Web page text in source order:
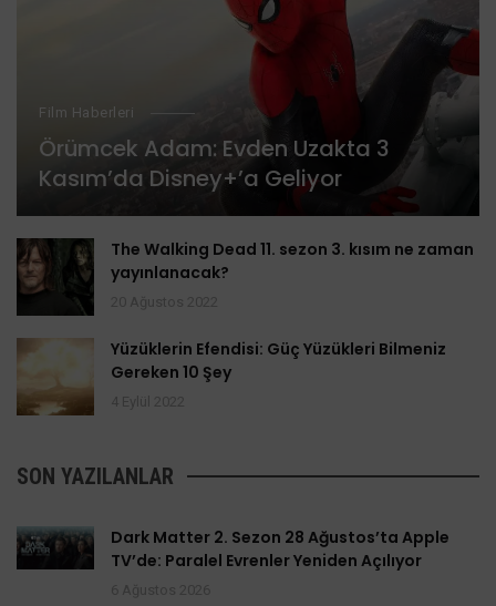
Film Haberleri
Örümcek Adam: Evden Uzakta 3
Kasım’da Disney+’a Geliyor
The Walking Dead 11. sezon 3. kısım ne zaman
yayınlanacak?
Yüzüklerin Efendisi: Güç Yüzükleri Bilmeniz
Gereken 10 Şey
SON YAZILANLAR
Dark Matter 2. Sezon 28 Ağustos’ta Apple
TV’de: Paralel Evrenler Yeniden Açılıyor